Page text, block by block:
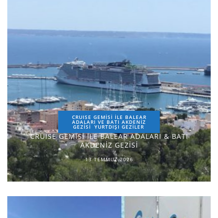
CRUISE GEMİSİ İLE BALEAR
ADALARI VE BATI AKDENİZ
GEZİSİ YURTDIŞI GEZILER
CRUISE GEMİSİ İLE BALEAR ADALARI & BATI
AKDENİZ GEZİSİ
13 TEMMUZ 2026